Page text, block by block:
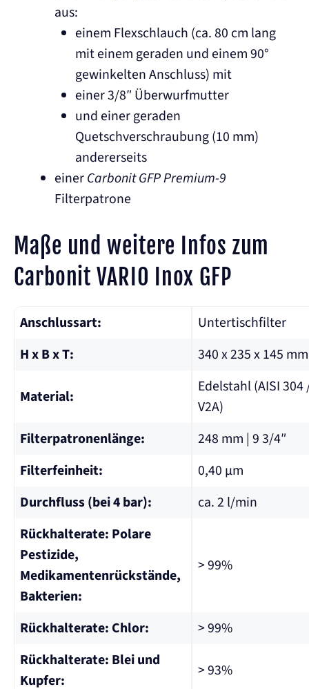
aus:
einem Flexschlauch (ca. 80 cm lang
mit einem geraden und einem 90°
gewinkelten Anschluss) mit
einer 3/8″ Überwurfmutter
und einer geraden
Quetschverschraubung (10 mm)
andererseits
einerCarbonit GFP Premium-9
Filterpatrone
Maße und weitere Infos zum
Carbonit VARIO Inox GFP
Anschlussart:
Untertischfilter
H x B x T:
340 x 235 x 145 mm
Material:
Edelstahl (AISI 304
V2A)
Filterpatronenlänge:
248 mm | 9 3/4″
Filterfeinheit:
0,40 µm
Durchfluss (bei 4 bar):
ca. 2 l/min
Rückhalterate: Polare
Pestizide,
Medikamentenrückstände,
Bakterien:
> 99%
Rückhalterate: Chlor:
> 99%
Rückhalterate: Blei und
Kupfer:
> 93%